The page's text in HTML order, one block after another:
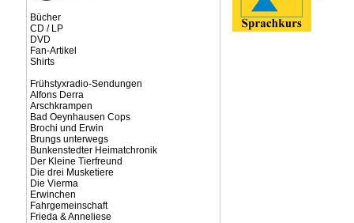
Bücher
CD / LP
DVD
Fan-Artikel
Shirts
Frühstyxradio-Sendungen
Alfons Derra
Arschkrampen
Bad Oeynhausen Cops
Brochi und Erwin
Brungs unterwegs
Bunkenstedter Heimatchronik
Der Kleine Tierfreund
Die drei Musketiere
Die Vierma
Erwinchen
Fahrgemeinschaft
Frieda & Anneliese